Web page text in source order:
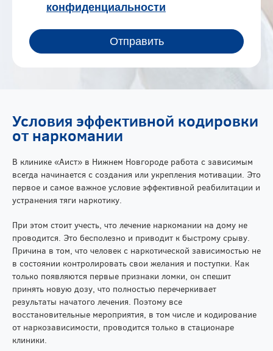
Условия эффективной кодировки
от наркомании
В клинике «Аист» в Нижнем Новгороде работа с зависимым
всегда начинается с создания или укрепления мотивации. Это
первое и самое важное условие эффективной реабилитации и
устранения тяги наркотику.
При этом стоит учесть, что лечение наркомании на дому не
проводится. Это бесполезно и приводит к быстрому срыву.
Причина в том, что человек с наркотической зависимостью не
в состоянии контролировать свои желания и поступки. Как
только появляются первые признаки ломки, он спешит
принять новую дозу, что полностью перечеркивает
результаты начатого лечения. Поэтому все
восстановительные мероприятия, в том числе и кодирование
от наркозависимости, проводится только в стационаре
клиники.